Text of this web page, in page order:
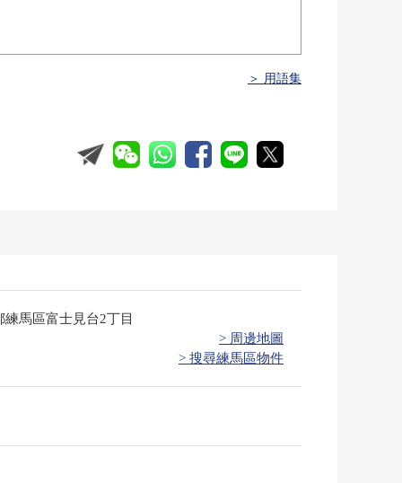
＞ 用語集
練馬區富士見台2丁目
> 周邊地圖
> 搜尋練馬區物件